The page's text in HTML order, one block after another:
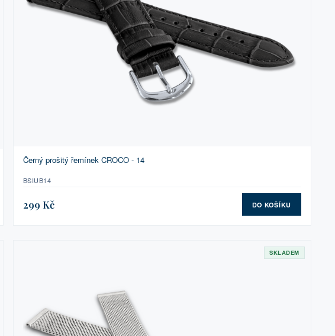
Černý prošitý řemínek CROCO - 14
BSIUB14
299 Kč DO KOŠÍKU
SKLADEM